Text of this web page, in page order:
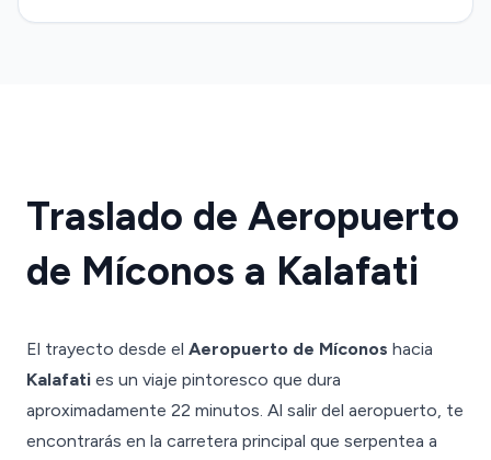
Traslado de Aeropuerto
de Míconos a Kalafati
El trayecto desde el Aeropuerto de Míconos hacia
Kalafati es un viaje pintoresco que dura
aproximadamente 22 minutos. Al salir del aeropuerto, te
encontrarás en la carretera principal que serpentea a